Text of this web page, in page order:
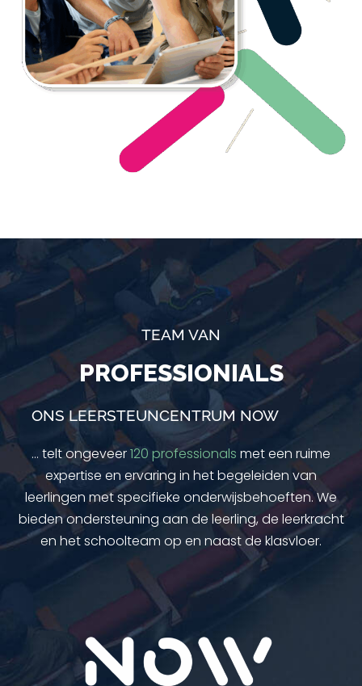
TEAM VAN
PROFESSIONIALS
ONS LEERSTEUNCENTRUM NOW
… telt ongeveer120 professionals met een ruime
expertise en ervaring in het begeleiden van
leerlingen met specifieke onderwijsbehoeften. We
bieden ondersteuning aan de leerling, de leerkracht
en het schoolteam op en naast de klasvloer.